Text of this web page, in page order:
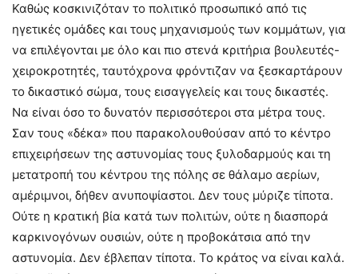
Καθώς κοσκινιζόταν το πολιτικό προσωπικό από τις
ηγετικές ομάδες και τους μηχανισμούς των κομμάτων, για
να επιλέγονται με όλο και πιο στενά κριτήρια βουλευτές-
χειροκροτητές, ταυτόχρονα φρόντιζαν να ξεσκαρτάρουν
το δικαστικό σώμα, τους εισαγγελείς και τους δικαστές.
Να είναι όσο το δυνατόν περισσότεροι στα μέτρα τους.
Σαν τους «δέκα» που παρακολουθούσαν από το κέντρο
επιχειρήσεων της αστυνομίας τους ξυλοδαρμούς και τη
μετατροπή του κέντρου της πόλης σε θάλαμο αερίων,
αμέριμνοι, δήθεν ανυποψίαστοι. Δεν τους μύριζε τίποτα.
Ούτε η κρατική βία κατά των πολιτών, ούτε η διασπορά
καρκινογόνων ουσιών, ούτε η προβοκάτσια από την
αστυνομία. Δεν έβλεπαν τίποτα. Το κράτος να είναι καλά.